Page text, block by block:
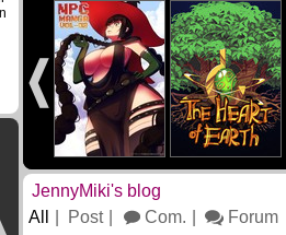
JennyMiki's blog
All
Post Com. Forum